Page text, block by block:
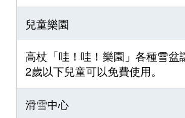
兒童樂園
高杖「哇！哇！樂園」各種雪盆
2歲以下兒童可以免費使用。
滑雪中心